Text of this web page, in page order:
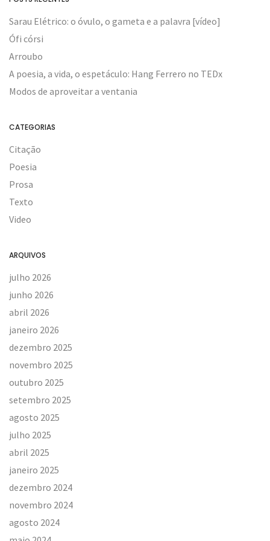
Sarau Elétrico: o óvulo, o gameta e a palavra [vídeo]
Ófi córsi
Arroubo
A poesia, a vida, o espetáculo: Hang Ferrero no TEDx
Modos de aproveitar a ventania
CATEGORIAS
Citação
Poesia
Prosa
Texto
Video
ARQUIVOS
julho 2026
junho 2026
abril 2026
janeiro 2026
dezembro 2025
novembro 2025
outubro 2025
setembro 2025
agosto 2025
julho 2025
abril 2025
janeiro 2025
dezembro 2024
novembro 2024
agosto 2024